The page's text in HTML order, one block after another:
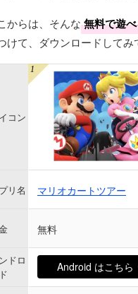
からは、そんな 無料で遊
けて、ダウンロードしてみ
コン
リ名 マリオカートツアー
無料
ドロ
Android はこちら